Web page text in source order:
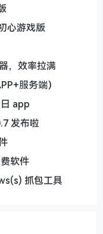
随机性是调味
宾夺主。而游戏
玩家既享受意外
而质疑自己的策略
心游戏版
，效率拉满
服务端）
app
发布啦
软件
抓包工具